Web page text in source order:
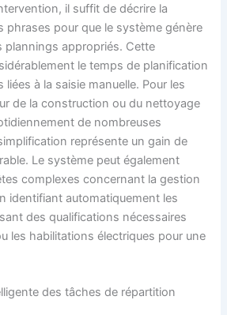
il suffit de décrire la
phrases pour que le système génère
plannings appropriés. Cette
le temps de planification
liées à la saisie manuelle. Pour les
de la construction ou du nettoyage
de nombreuses
représente un gain de
Le système peut également
complexes concernant la gestion
identifiant automatiquement les
des qualifications nécessaires
les habilitations électriques pour une
des tâches de répartition